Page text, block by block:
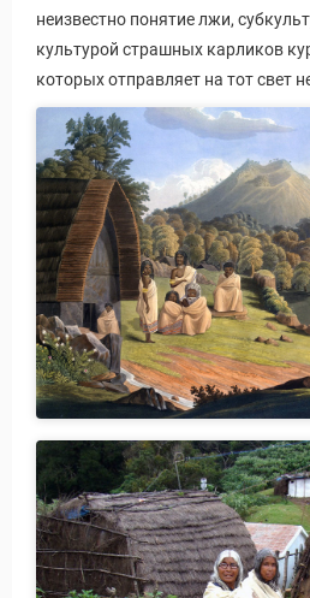
неизвестно понятие лжи,
культурой страшных карликов
которых отправляет на тот свет